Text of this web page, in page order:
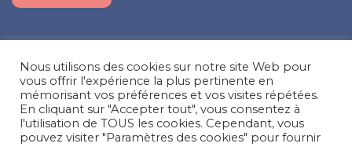
Facebook
Instagram
LinkedIn
Besoin d’aide, une question ?
Nous utilisons des cookies sur notre site Web pour
vous offrir l'expérience la plus pertinente en
mémorisant vos préférences et vos visites répétées.
En cliquant sur "Accepter tout", vous consentez à
l'utilisation de TOUS les cookies. Cependant, vous
pouvez visiter "Paramètres des cookies" pour fournir